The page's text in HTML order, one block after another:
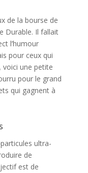
de la bourse de
Durable. Il fallait
l’humour
pour ceux qui
voici une petite
pour le grand
qui gagnent à
ultra-
de
est de